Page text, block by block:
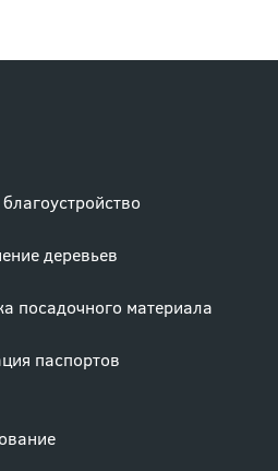
деревьев
посадочного материала
паспортов